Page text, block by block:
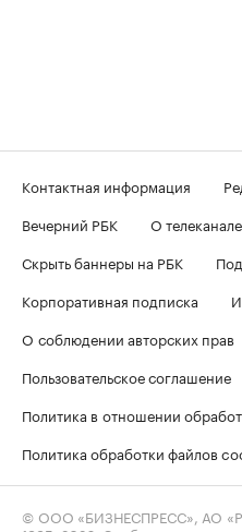
Контактная информация
Вечерний РБК
О телеканале
Скрыть баннеры на РБК
Корпоративная подписка
О соблюдении авторских прав
Пользовательское соглашение
Политика в отношении
Политика обработки файлов
© ООО «БИЗНЕСПРЕСС», АО